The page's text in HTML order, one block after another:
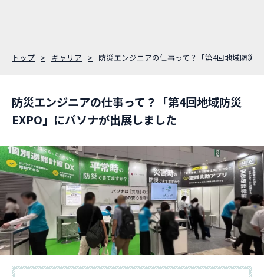
トップ キャリア 防災エンジニアの仕事って？「第4回地域防災
防災エンジニアの仕事って？「第4回地域防災
EXPO」にパソナが出展しました